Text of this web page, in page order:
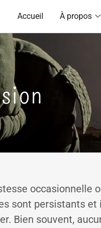
Accueil À propos
occasionnelle
sont persistants
Bien souvent,